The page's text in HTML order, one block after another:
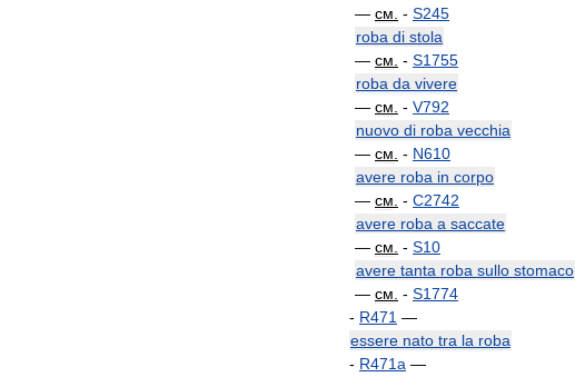
— см - S245
roba di stola
— см - S1755
roba da vivere
— см - V792
nuovo di roba vecchia
— см - N610
avere roba in corpo
— см - C2742
avere roba a saccate
— см - S10
avere tanta roba sullo stomaco
— см - S1774
- R471 —
essere nato tra la roba
- R471a —